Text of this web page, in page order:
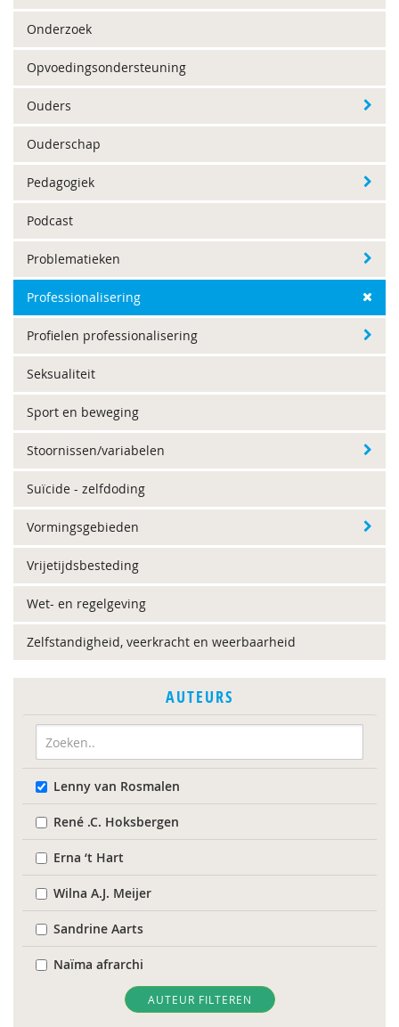
Onderzoek
Opvoedingsondersteuning
Ouders
Ouderschap
Pedagogiek
Podcast
Problematieken
Professionalisering
Profielen professionalisering
Seksualiteit
Sport en beweging
Stoornissen/variabelen
Suïcide - zelfdoding
Vormingsgebieden
Vrijetijdsbesteding
Wet- en regelgeving
Zelfstandigheid, veerkracht en weerbaarheid
AUTEURS
Lenny van Rosmalen
René .C. Hoksbergen
Erna ‘t Hart
Wilna A.J. Meijer
Sandrine Aarts
Naïma afrarchi
Alma AkkermanAUTEUR FILTEREN